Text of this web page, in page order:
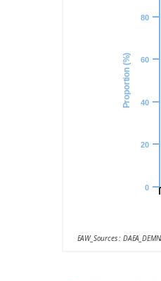
Proportion (%)
0
20
40
60
80
EAW_Sources :